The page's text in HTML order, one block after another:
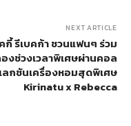
NEXT ARTICLE
กี้ รีเบคก้า ชวนแฟนๆ ร่วม
งช่วงเวลาพิเศษผ่านคอล
เลกชันเครื่องหอมสุดพิเศษ
Kirinatu x Rebecca